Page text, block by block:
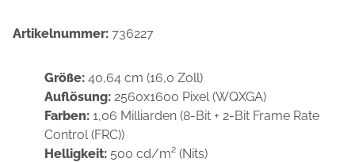
Artikelnummer: 736227
Größe: 40,64 cm (16,0 Zoll)
Auflösung: 2560x1600 Pixel (WQXGA)
Farben: 1,06 Milliarden (8-Bit + 2-Bit Frame Rate
Control (FRC))
Helligkeit: 500 cd/m² (Nits)